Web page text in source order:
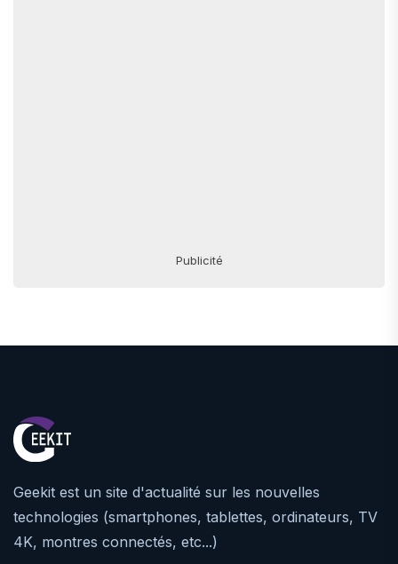
Publicité
Geekit est un site d'actualité sur les nouvelles
technologies (smartphones, tablettes, ordinateurs, TV
4K, montres connectés, etc...)